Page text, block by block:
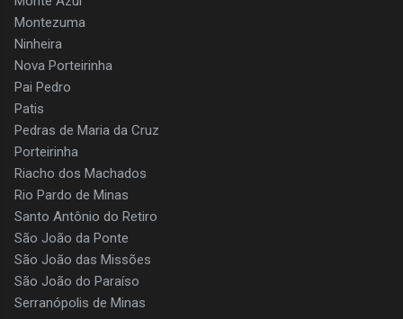
Montezuma
Ninheira
Nova Porteirinha
Pai Pedro
Patis
Pedras de Maria da Cruz
Porteirinha
Riacho dos Machados
Rio Pardo de Minas
Santo Antônio do Retiro
São João da Ponte
São João das Missões
São João do Paraíso
Serranópolis de Minas